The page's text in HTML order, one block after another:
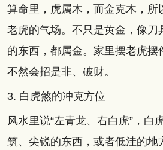
算命里，虎属木，而金克木，所
老虎的气场。不只是黄金，像刀
的东西，都属金。家里摆老虎摆
不然会招是非、破财。
3. 白虎煞的冲克方位
风水里说“左青龙、右白虎”，白
筑、尖锐的东西，或者低洼的地